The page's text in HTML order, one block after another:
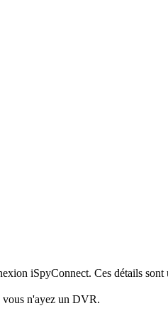
iSpyConnect. Ces détails
vous n'ayez un DVR.